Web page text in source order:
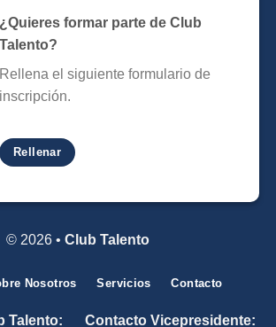
¿Quieres formar parte de Club
Talento?
Rellena el siguiente formulario de
inscripción.
Rellenar
Talento:
© 2026 • Club Talento
Nosotros Servicios Contacto
Contacto Vicepresidente: